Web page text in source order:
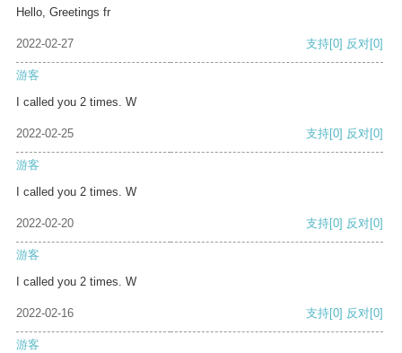
Hello, Greetings fr
2022-02-27 支持[0] 反对[0]
游客
I called you 2 times. W
2022-02-25 支持[0] 反对[0]
游客
I called you 2 times. W
2022-02-20 支持[0] 反对[0]
游客
I called you 2 times. W
2022-02-16 支持[0] 反对[0]
游客